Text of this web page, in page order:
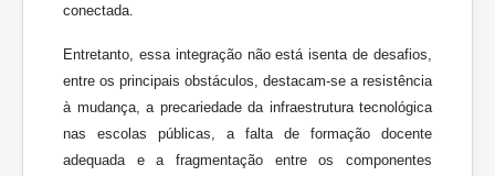
conectada.
Entretanto, essa integração não está isenta de desafios,
entre os principais obstáculos, destacam-se a resistência
à mudança, a precariedade da infraestrutura tecnológica
nas escolas públicas, a falta de formação docente
adequada e a fragmentação entre os componentes